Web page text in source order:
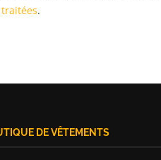
.
DE VÊTEMENTS